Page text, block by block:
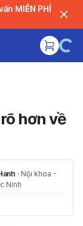
hơn về
· Nội khoa -
Ninh